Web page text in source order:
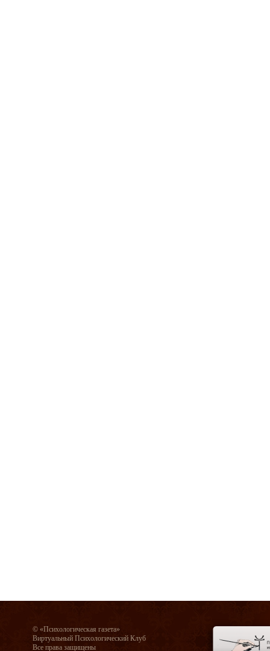
© «Психологическая газета»
Виртуальный Психологический Клуб
Все права защищены